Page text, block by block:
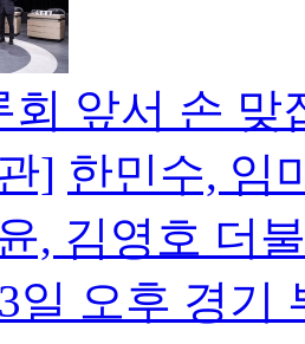
회 앞서 손
] 한민수, 임
, 김영호 더
일 오후 경기